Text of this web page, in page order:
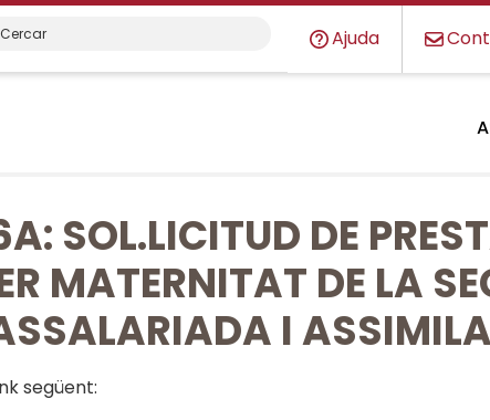
Ajuda
SOL.LICITUD DE
MATERNITAT DE LA
I
següent: